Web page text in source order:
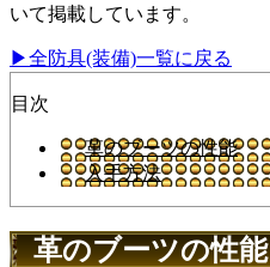
いて掲載しています。
▶全防具(装備)一覧に戻る
目次
革のブーツの性能
入手方法
革のブーツの性能